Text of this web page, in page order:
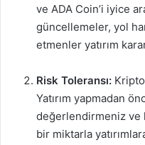
ve ADA Coin’i iyice
güncellemeler, yol
etmenler yatırım
Risk Toleransı:
Yatırım yapmadan
değerlendirmeniz ve
bir miktarla